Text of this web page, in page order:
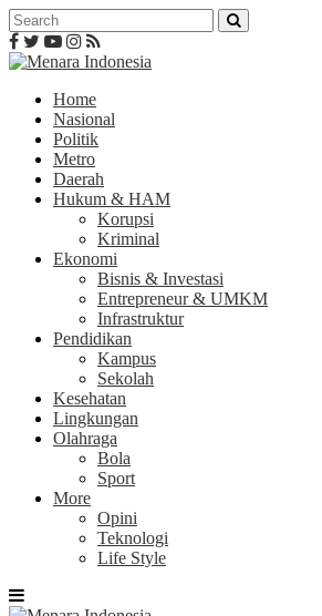
Home
Nasional
Politik
Metro
Daerah
Hukum & HAM
Korupsi
Kriminal
Ekonomi
Bisnis & Investasi
Entrepreneur & UMKM
Infrastruktur
Pendidikan
Kampus
Sekolah
Kesehatan
Lingkungan
Olahraga
Bola
Sport
More
Opini
Teknologi
Life Style